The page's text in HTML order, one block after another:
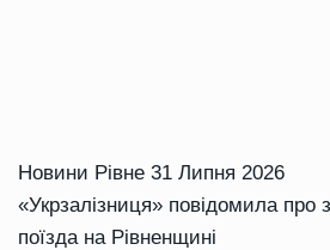
Новини Рівне 31 Липня 2026
«Укрзалізниця» повідомила про
поїзда на Рівненщині